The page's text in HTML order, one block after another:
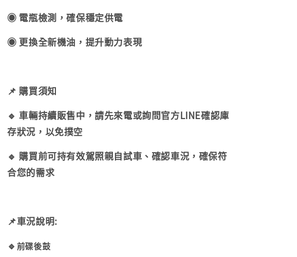
◉ 電瓶檢測，確保穩定供電
◉ 更換全新機油，提升動力表現
📌 購買須知
🔹 車輛持續販售中，請先來電或詢問官方LINE確認庫
存狀況，以免撲空
🔹 購買前可持有效駕照親自試車、確認車況，確保符
合您的需求
📌車況說明:
🔹 前碟後鼓